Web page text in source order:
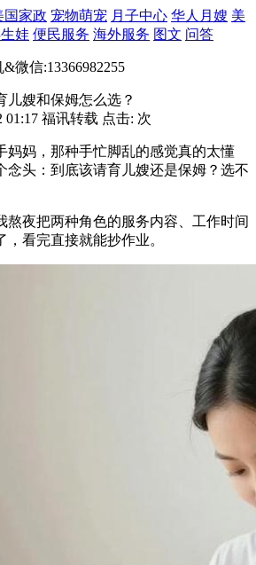
国家政 宠物萌宠 月子中心 华人月嫂 美
娃 便民服务 海外服务 图文 问答
微信:13366982255
儿嫂和保姆怎么选？
01:17 福讯转载 点击: 次
妈妈，那种手忙脚乱的感觉真的太懂
念头：到底该请育儿嫂还是保姆？选不
熬夜把两种角色的服务内容、工作时间
看完直接就能抄作业。